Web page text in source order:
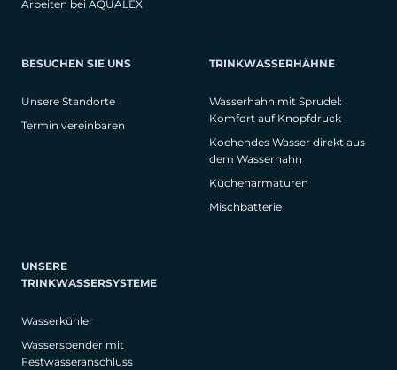
Arbeiten bei AQUALEX
BESUCHEN SIE UNS
Unsere Standorte
Termin vereinbaren
TRINKWASSERHÄHNE
Wasserhahn mit Sprudel:
Komfort auf Knopfdruck
Kochendes Wasser direkt aus
dem Wasserhahn
Küchenarmaturen
Mischbatterie
UNSERE
TRINKWASSERSYSTEME
Wasserkühler
Wasserspender mit
Festwasseranschluss